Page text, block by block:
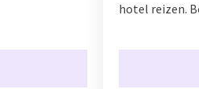
hotel reizen.